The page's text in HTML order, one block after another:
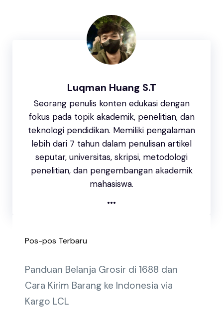
Luqman Huang S.T
Seorang penulis konten edukasi dengan
fokus pada topik akademik, penelitian, dan
teknologi pendidikan. Memiliki pengalaman
lebih dari 7 tahun dalam penulisan artikel
seputar, universitas, skripsi, metodologi
penelitian, dan pengembangan akademik
mahasiswa.
...
Pos-pos Terbaru
Panduan Belanja Grosir di 1688 dan
Cara Kirim Barang ke Indonesia via
Kargo LCL